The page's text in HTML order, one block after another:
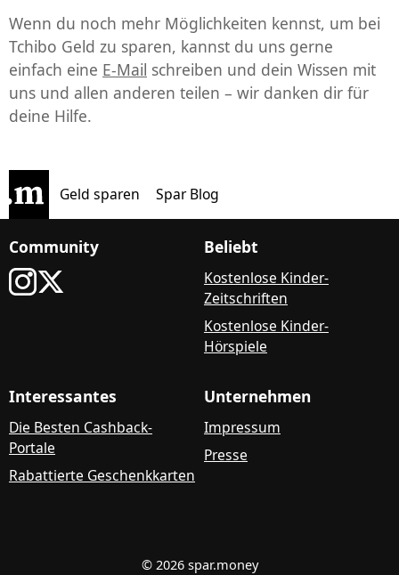
Geld sparen Spar Blog
Wenn du noch mehr Möglichkeiten kennst, um bei
Tchibo Geld zu sparen, kannst du uns gerne
einfach eine E-Mail schreiben und dein Wissen mit
uns und allen anderen teilen – wir danken dir für
deine Hilfe.
Community Beliebt
Kostenlose Kinder-
Zeitschriften
Kostenlose Kinder-
Hörspiele
Interessantes
Die Besten Cashback-
Portale
Rabattierte Geschenkkarten
Unternehmen
Impressum
Presse
© 2026 spar.money